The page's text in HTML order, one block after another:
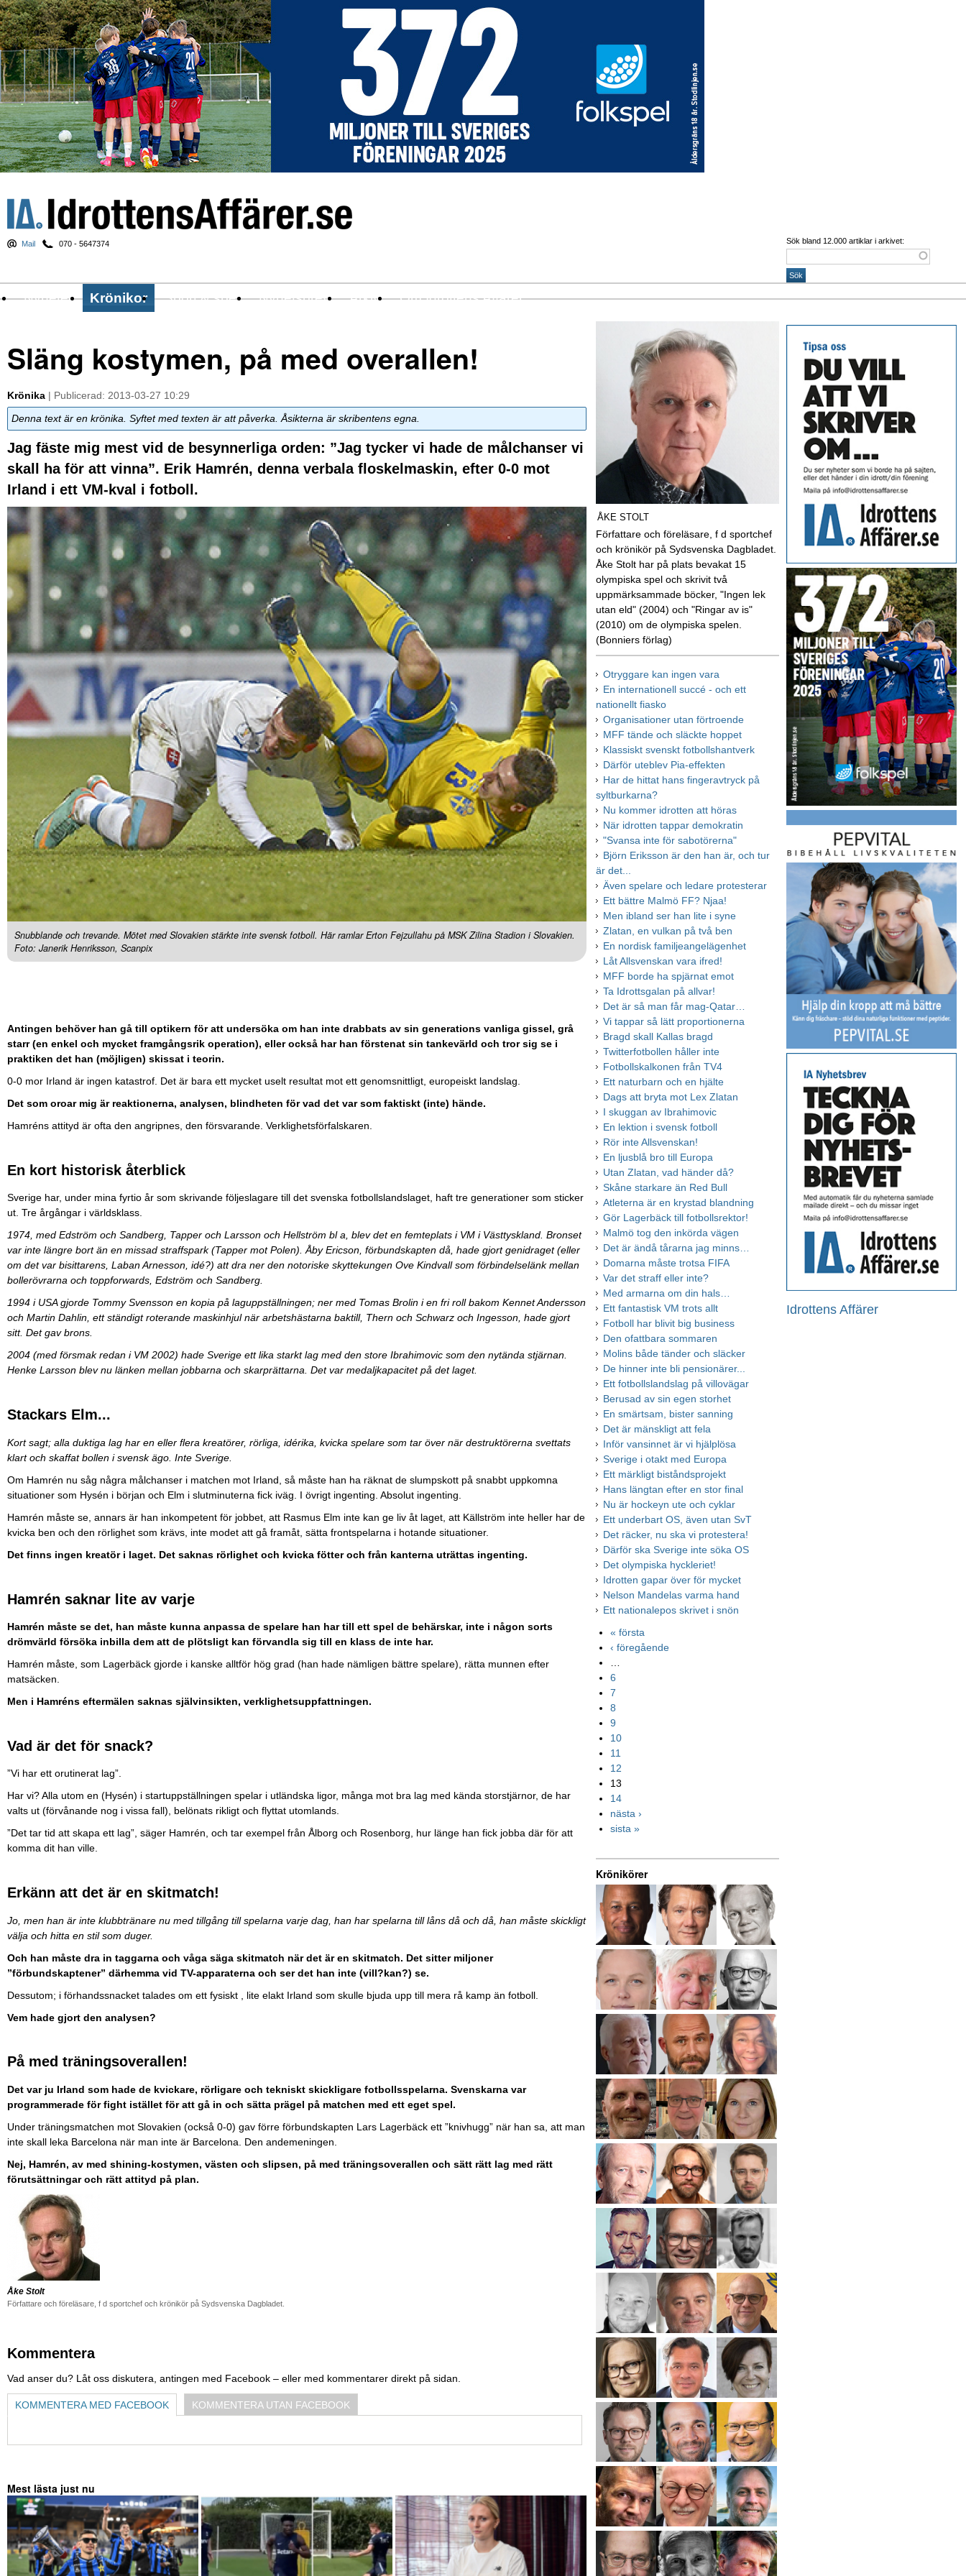
Mail 070 - 5647374 Sök bland 12.000 artiklar i arkivet:
Nyheter Krönikor Sport & spel Nyhetsbrev Arkiv Om Idrottens Affärer
Släng kostymen, på med overallen!
Krönika | Publicerad: 2013-03-27 10:29
Denna text är en krönika. Syftet med texten är att påverka. Åsikterna är skribentens egna.
Jag fäste mig mest vid de besynnerliga orden: ”Jag tycker vi hade de målchanser vi
skall ha för att vinna”. Erik Hamrén, denna verbala floskelmaskin, efter 0-0 mot
Irland i ett VM-kval i fotboll.
Snubblande och trevande. Mötet med Slovakien stärkte inte svensk fotboll. Här ramlar Erton Fejzullahu på MSK Zilina Stadion i Slovakien.
Foto: Janerik Henriksson, Scanpix
Antingen behöver han gå till optikern för att undersöka om han inte drabbats av sin generations vanliga gissel, grå
starr (en enkel och mycket framgångsrik operation), eller också har han förstenat sin tankevärld och tror sig se i
praktiken det han (möjligen) skissat i teorin.
0-0 mor Irland är ingen katastrof. Det är bara ett mycket uselt resultat mot ett genomsnittligt, europeiskt landslag.
Det som oroar mig är reaktionerna, analysen, blindheten för vad det var som faktiskt (inte) hände.
Hamréns attityd är ofta den angripnes, den försvarande. Verklighetsförfalskaren.
En kort historisk återblick
Sverige har, under mina fyrtio år som skrivande följeslagare till det svenska fotbollslandslaget, haft tre generationer som sticker
ut. Tre årgångar i världsklass.
1974, med Edström och Sandberg, Tapper och Larsson och Hellström bl a, blev det en femteplats i VM i Västtyskland. Bronset
var inte längre bort än en missad straffspark (Tapper mot Polen). Åby Ericson, förbundskapten då, hade gjort genidraget (eller
om det var bisittarens, Laban Arnesson, idé?) att dra ner den notoriske skyttekungen Ove Kindvall som förbindelselänk mellan
bollerövrarna och toppforwards, Edström och Sandberg.
1994 i USA gjorde Tommy Svensson en kopia på laguppställningen; ner med Tomas Brolin i en fri roll bakom Kennet Andersson
och Martin Dahlin, ett ständigt roterande maskinhjul när arbetshästarna baktill, Thern och Schwarz och Ingesson, hade gjort
sitt. Det gav brons.
2004 (med försmak redan i VM 2002) hade Sverige ett lika starkt lag med den store Ibrahimovic som den nytända stjärnan.
Henke Larsson blev nu länken mellan jobbarna och skarprättarna. Det var medaljkapacitet på det laget.
Stackars Elm...
Kort sagt; alla duktiga lag har en eller flera kreatörer, rörliga, idérika, kvicka spelare som tar över när destruktörerna svettats
klart och skaffat bollen i svensk ägo. Inte Sverige.
Om Hamrén nu såg några målchanser i matchen mot Irland, så måste han ha räknat de slumpskott på snabbt uppkomna
situationer som Hysén i början och Elm i slutminuterna fick iväg. I övrigt ingenting. Absolut ingenting.
Hamrén måste se, annars är han inkompetent för jobbet, att Rasmus Elm inte kan ge liv åt laget, att Källström inte heller har de
kvicka ben och den rörlighet som krävs, inte modet att gå framåt, sätta frontspelarna i hotande situationer.
Det finns ingen kreatör i laget. Det saknas rörlighet och kvicka fötter och från kanterna uträttas ingenting.
Hamrén saknar lite av varje
Hamrén måste se det, han måste kunna anpassa de spelare han har till ett spel de behärskar, inte i någon sorts
drömvärld försöka inbilla dem att de plötsligt kan förvandla sig till en klass de inte har.
Hamrén måste, som Lagerbäck gjorde i kanske alltför hög grad (han hade nämligen bättre spelare), rätta munnen efter
matsäcken.
Men i Hamréns eftermälen saknas självinsikten, verklighetsuppfattningen.
Vad är det för snack?
”Vi har ett orutinerat lag”.
Har vi? Alla utom en (Hysén) i startuppställningen spelar i utländska ligor, många mot bra lag med kända storstjärnor, de har
valts ut (förvånande nog i vissa fall), belönats rikligt och flyttat utomlands.
”Det tar tid att skapa ett lag”, säger Hamrén, och tar exempel från Ålborg och Rosenborg, hur länge han fick jobba där för att
komma dit han ville.
Erkänn att det är en skitmatch!
Jo, men han är inte klubbtränare nu med tillgång till spelarna varje dag, han har spelarna till låns då och då, han måste skickligt
välja och hitta en stil som duger.
Och han måste dra in taggarna och våga säga skitmatch när det är en skitmatch. Det sitter miljoner
”förbundskaptener” därhemma vid TV-apparaterna och ser det han inte (vill?kan?) se.
Dessutom; i förhandssnacket talades om ett fysiskt , lite elakt Irland som skulle bjuda upp till mera rå kamp än fotboll.
Vem hade gjort den analysen?
På med träningsoverallen!
Det var ju Irland som hade de kvickare, rörligare och tekniskt skickligare fotbollsspelarna. Svenskarna var
programmerade för fight istället för att gå in och sätta prägel på matchen med ett eget spel.
Under träningsmatchen mot Slovakien (också 0-0) gav förre förbundskapten Lars Lagerbäck ett ”knivhugg” när han sa, att man
inte skall leka Barcelona när man inte är Barcelona. Den andemeningen.
Nej, Hamrén, av med shining-kostymen, västen och slipsen, på med träningsoverallen och sätt rätt lag med rätt
förutsättningar och rätt attityd på plan.
Åke Stolt
Författare och föreläsare, f d sportchef och krönikör på Sydsvenska Dagbladet.
Kommentera
Vad anser du? Låt oss diskutera, antingen med Facebook – eller med kommentarer direkt på sidan.
KOMMENTERA MED FACEBOOK KOMMENTERA UTAN FACEBOOK
Mest lästa just nu
Idrottens Affärer
ÅKE STOLT
Författare och föreläsare, f d sportchef
och krönikör på Sydsvenska Dagbladet.
Åke Stolt har på plats bevakat 15
olympiska spel och skrivit två
uppmärksammade böcker, "Ingen lek
utan eld" (2004) och "Ringar av is"
(2010) om de olympiska spelen.
(Bonniers förlag)
Otryggare kan ingen vara
En internationell succé - och ett
nationellt fiasko
Organisationer utan förtroende
MFF tände och släckte hoppet
Klassiskt svenskt fotbollshantverk
Därför uteblev Pia-effekten
Har de hittat hans fingeravtryck på
syltburkarna?
Nu kommer idrotten att höras
När idrotten tappar demokratin
"Svansa inte för sabotörerna"
Björn Eriksson är den han är, och tur
är det...
Även spelare och ledare protesterar
Ett bättre Malmö FF? Njaa!
Men ibland ser han lite i syne
Zlatan, en vulkan på två ben
En nordisk familjeangelägenhet
Låt Allsvenskan vara ifred!
MFF borde ha spjärnat emot
Ta Idrottsgalan på allvar!
Det är så man får mag-Qatar…
Vi tappar så lätt proportionerna
Bragd skall Kallas bragd
Twitterfotbollen håller inte
Fotbollskalkonen från TV4
Ett naturbarn och en hjälte
Dags att bryta mot Lex Zlatan
I skuggan av Ibrahimovic
En lektion i svensk fotboll
Rör inte Allsvenskan!
En ljusblå bro till Europa
Utan Zlatan, vad händer då?
Skåne starkare än Red Bull
Atleterna är en krystad blandning
Gör Lagerbäck till fotbollsrektor!
Malmö tog den inkörda vägen
Det är ändå tårarna jag minns…
Domarna måste trotsa FIFA
Var det straff eller inte?
Med armarna om din hals…
Ett fantastisk VM trots allt
Fotboll har blivit big business
Den ofattbara sommaren
Molins både tänder och släcker
De hinner inte bli pensionärer...
Ett fotbollslandslag på villovägar
Berusad av sin egen storhet
En smärtsam, bister sanning
Det är mänskligt att fela
Inför vansinnet är vi hjälplösa
Sverige i otakt med Europa
Ett märkligt biståndsprojekt
Hans längtan efter en stor final
Nu är hockeyn ute och cyklar
Ett underbart OS, även utan SvT
Det räcker, nu ska vi protestera!
Därför ska Sverige inte söka OS
Det olympiska hyckleriet!
Idrotten gapar över för mycket
Nelson Mandelas varma hand
Ett nationalepos skrivet i snön
« första
‹ föregående
…
6
7
8
9
10
11
12
13
14
nästa ›
sista »
Krönikörer